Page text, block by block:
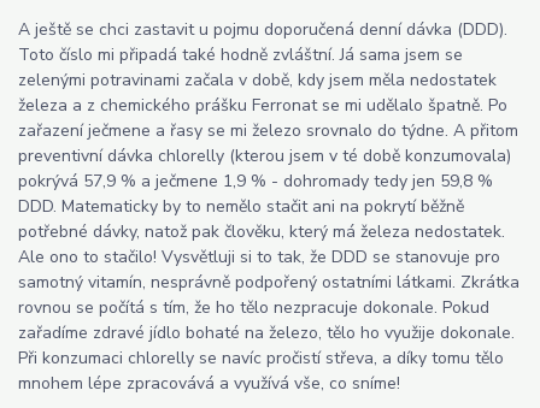
A ještě se chci zastavit u pojmu doporučená denní dávka (DDD).
Toto číslo mi připadá také hodně zvláštní. Já sama jsem se
zelenými potravinami začala v době, kdy jsem měla nedostatek
železa a z chemického prášku Ferronat se mi udělalo špatně. Po
zařazení ječmene a řasy se mi železo srovnalo do týdne. A přitom
preventivní dávka chlorelly (kterou jsem v té době konzumovala)
pokrývá 57,9 % a ječmene 1,9 % - dohromady tedy jen 59,8 %
DDD. Matematicky by to nemělo stačit ani na pokrytí běžně
potřebné dávky, natož pak člověku, který má železa nedostatek.
Ale ono to stačilo! Vysvětluji si to tak, že DDD se stanovuje pro
samotný vitamín, nesprávně podpořený ostatními látkami. Zkrátka
rovnou se počítá s tím, že ho tělo nezpracuje dokonale. Pokud
zařadíme zdravé jídlo bohaté na železo, tělo ho využije dokonale.
Při konzumaci chlorelly se navíc pročistí střeva, a díky tomu tělo
mnohem lépe zpracovává a využívá vše, co sníme!